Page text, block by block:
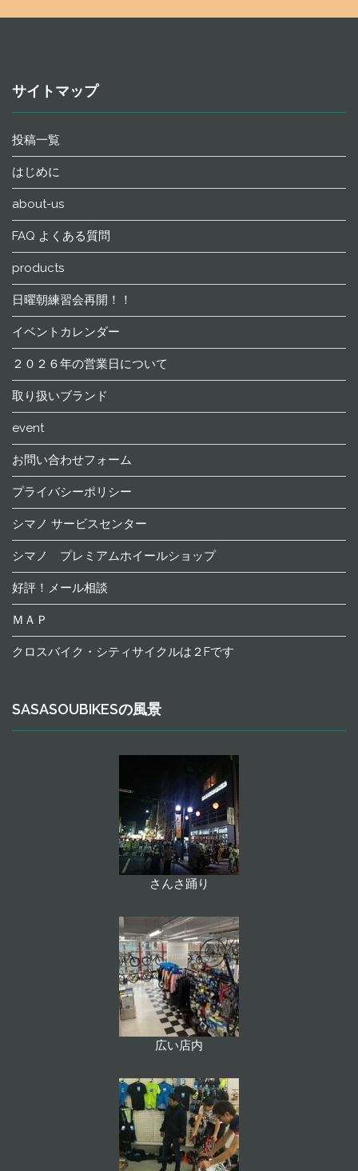
サイトマップ
投稿一覧
はじめに
about-us
FAQ よくある質問
products
日曜朝練習会再開！！
イベントカレンダー
２０２６年の営業日について
取り扱いブランド
event
お問い合わせフォーム
プライバシーポリシー
シマノ サービスセンター
シマノ プレミアムホイールショップ
好評！メール相談
ＭＡＰ
クロスバイク・シティサイクルは２Fです
SASASOUBIKESの風景
さんさ踊り
広い店内